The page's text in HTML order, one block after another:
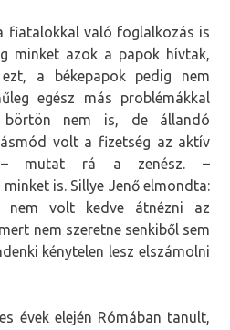
fiatalokkal való foglalkozás is
minket azok a papok hívtak,
a békepapok pedig nem
egész más problémákkal
börtön nem is, de állandó
volt a fizetség az aktív
– mutat rá a zenész. –
is. Sillye Jenő elmondta:
nem volt kedve átnézni az
nem szeretne senkiből sem
kénytelen lesz elszámolni
évek elején Rómában tanult,